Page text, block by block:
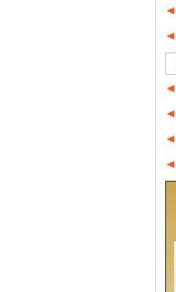
◄
◄
◄
◄
◄
◄